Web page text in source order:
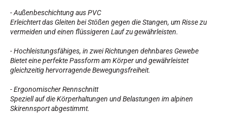
Suite SkiNordic
Equestre Suite
Msports Suite
MULTI-SPORTS
- Außenbeschichtung aus PVC
Erleichtert das Gleiten bei Stößen gegen die Stangen, um Risse zu
vermeiden und einen flüssigeren Lauf zu gewährleisten.
- Hochleistungsfähiges, in zwei Richtungen dehnbares Gewebe
Bietet eine perfekte Passform am Körper und gewährleistet
gleichzeitig hervorragende Bewegungsfreiheit.
- Ergonomischer Rennschnitt
Speziell auf die Körperhaltungen und Belastungen im alpinen
Skirennsport abgestimmt.